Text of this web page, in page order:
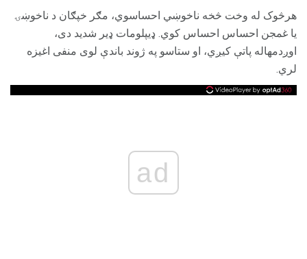
هرڅوک له وخت څخه ناخوښي احساسوي، مګر خپګان د ناخوښۍ
یا غمجن احساس احساس کوي. ډیپلومات ډیر شدید دی،
اوږدمهاله پاتې کیږي، او ستاسو په ژوند باندې لوی منفی اغیزه
لري.
ad